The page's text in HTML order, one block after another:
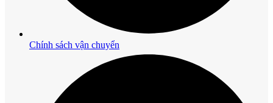
Chính sách vận chuyển